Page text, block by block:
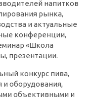
напитков
рынка,
и актуальные
конференции,
«Школа
презентации.
конкурс пива,
и оборудования,
объективными и